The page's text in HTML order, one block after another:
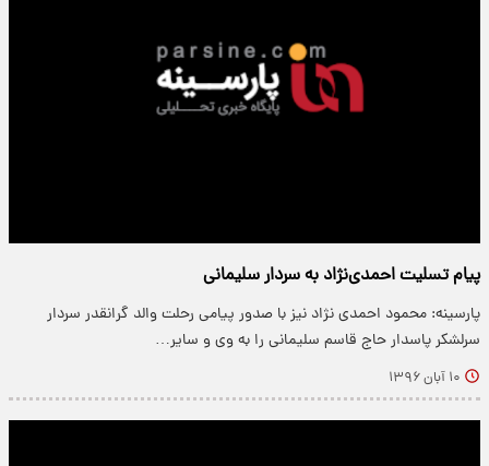
پیام تسلیت احمدی‌نژاد به سردار سلیمانی
پارسینه: محمود احمدی نژاد نیز با صدور پیامی رحلت والد گرانقدر سردار
سرلشکر پاسدار حاج قاسم سلیمانی را به وی و سایر…
۱۰ آبان ۱۳۹۶